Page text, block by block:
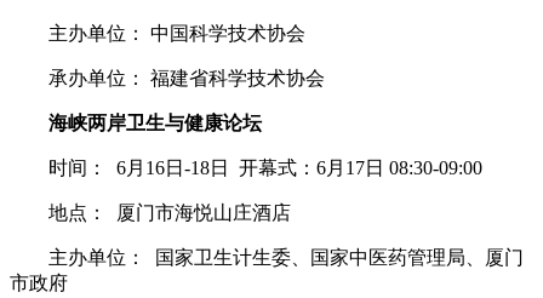
主办单位： 中国科学技术协会
承办单位： 福建省科学技术协会
海峡两岸卫生与健康论坛
时间： 6月16日-18日 开幕式：6月17日 08:30-09:00
地点： 厦门市海悦山庄酒店
主办单位： 国家卫生计生委、国家中医药管理局、厦门
市政府